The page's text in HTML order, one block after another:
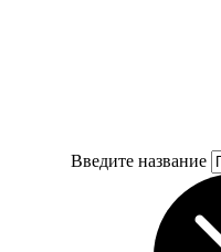
Введите название